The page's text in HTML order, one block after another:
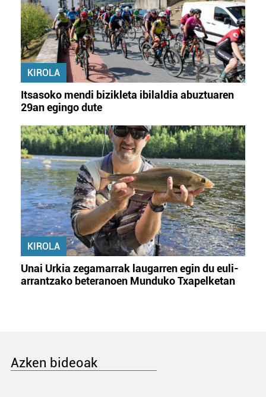
KIROLA
Itsasoko mendi bizikleta ibilaldia abuztuaren
29an egingo dute
KIROLA
Unai Urkia zegamarrak laugarren egin du euli-
arrantzako beteranoen Munduko Txapelketan
Azken bideoak